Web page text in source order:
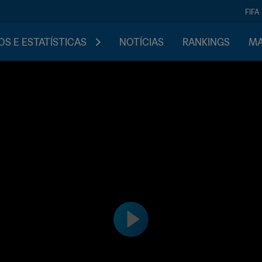
FIFA
E ESTATÍSTICAS NOTÍCIAS RANKINGS